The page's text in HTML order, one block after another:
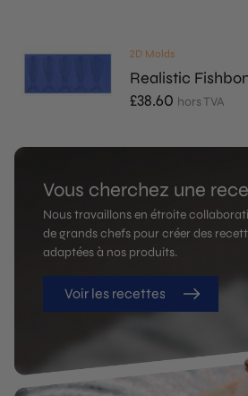
2D Molds
Realistic
£38.60 hors TVA
Vous cherchez une
Nous travaillons en étroite
de grands chefs pour créer des
adaptées à nos produits.
Voir les recettes